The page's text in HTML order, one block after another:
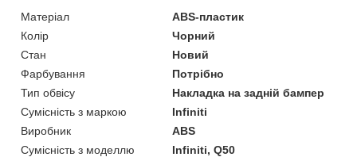
Матеріал
ABS-пластик
Колір
Чорний
Стан
Новий
Фарбування
Потрібно
Тип обвісу
Накладка на задній бампер
Сумісність з маркою
Infiniti
Виробник
ABS
Сумісність з моделлю
Infiniti, Q50